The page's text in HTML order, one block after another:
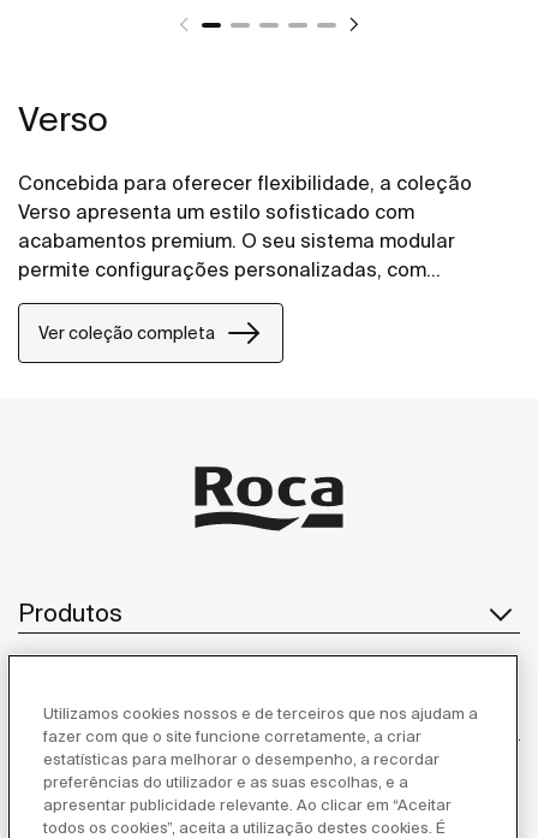
Verso
Concebida para oferecer flexibilidade, a coleção
Verso apresenta um estilo sofisticado com
acabamentos premium. O seu sistema modular
permite configurações personalizadas, com
diferentes combinações de gavetas, portas e
prateleiras, adaptando-se a diversas necessidades
de casa de banho.
Ver coleção completa
Produtos
Serviço ao cliente
Sobre Nós
Utilizamos cookies nossos e de terceiros que nos ajudam a
fazer com que o site funcione corretamente, a criar
estatísticas para melhorar o desempenho, a recordar
preferências do utilizador e as suas escolhas, e a
apresentar publicidade relevante. Ao clicar em “Aceitar
todos os cookies”, aceita a utilização destes cookies. É